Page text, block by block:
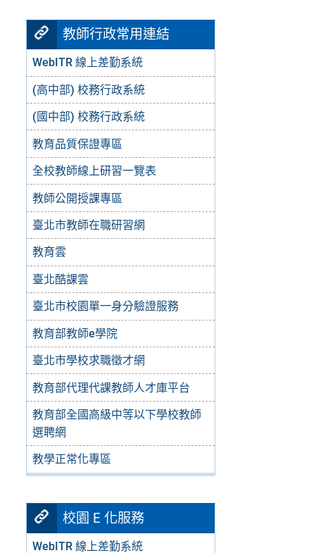
教師行政常用連結
WebITR 線上差勤系統
(高中部) 校務行政系統
(國中部) 校務行政系統
教育品質保證專區
全校教師線上研習一覽表
教師公開授課專區
臺北市教師在職研習網
教育雲
臺北酷課雲
臺北市校園單一身分驗證服務
教育部教師e學院
臺北市學校求職徵才網
教育部代理代課教師人才庫平台
教育部全國高級中等以下學校教師
選聘網
教學正常化專區
校園 E 化服務
WebITR 線上差勤系統